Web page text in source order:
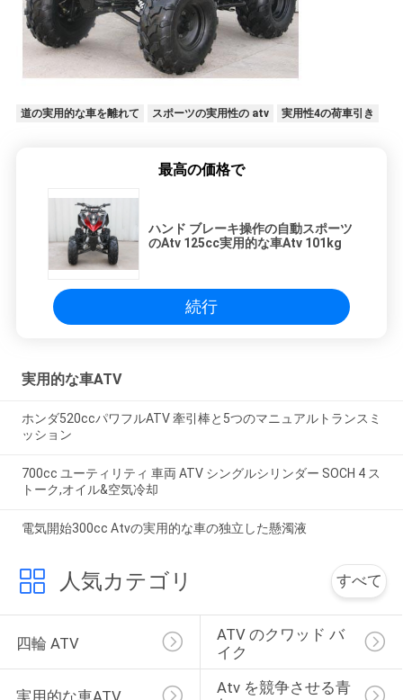
道の実用的な車を離れて スポーツの実用性の atv 実用性4の荷車引き
最高の価格で
ハンド ブレーキ操作の自動スポーツ
のAtv 125cc実用的な車Atv 101kg
続行
実用的な車ATV
ホンダ520ccパワフルATV 牽引棒と5つのマニュアルトランスミ
ッション
700cc ユーティリティ 車両 ATV シングルシリンダー SOCH 4 ス
トーク,オイル&空気冷却
電気開始300cc Atvの実用的な車の独立した懸濁液
人気カテゴリ すべて
四輪 ATV
ATV のクワッド バ
イク
Atv を競争させる青